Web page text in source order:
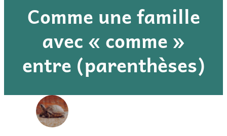
Comme une famille
avec « comme »
entre (parenthèses)